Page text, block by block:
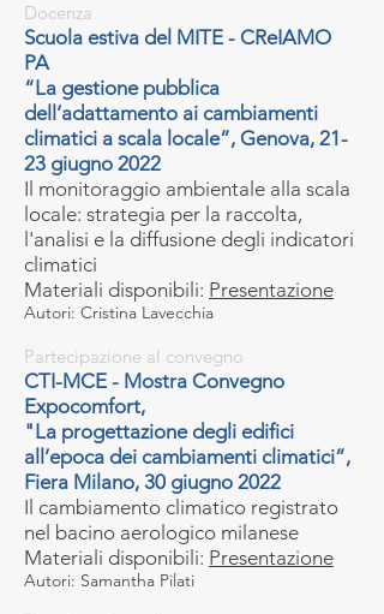
Docenza
Scuola estiva del MITE - CReIAMO
PA
“La gestione pubblica
dell’adattamento ai cambiamenti
climatici a scala locale”, Genova, 21-
23 giugno 2022
Il monitoraggio ambientale alla scala
locale: strategia per la raccolta,
l'analisi e la diffusione degli indicatori
climatici
Materiali disponibili: Presentazione
Autori: Cristina Lavecchia
Partecipazione al convegno
CTI-MCE - Mostra Convegno
Expocomfort,
"La progettazione degli edifici
all’epoca dei cambiamenti climatici”,
Fiera Milano, 30 giugno 2022
Il cambiamento climatico registrato
nel bacino aerologico milanese
Materiali disponibili: Presentazione
Autori: Samantha Pilati